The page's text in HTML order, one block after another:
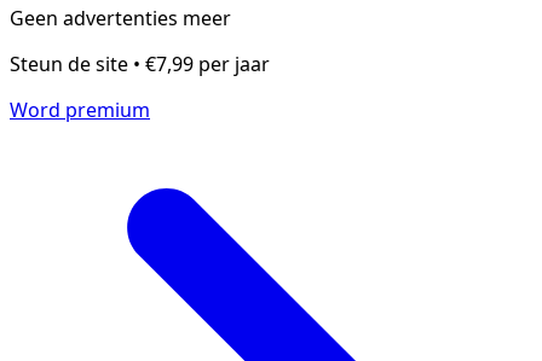
Geen advertenties meer
Steun de site • €7,99 per jaar
Word premium